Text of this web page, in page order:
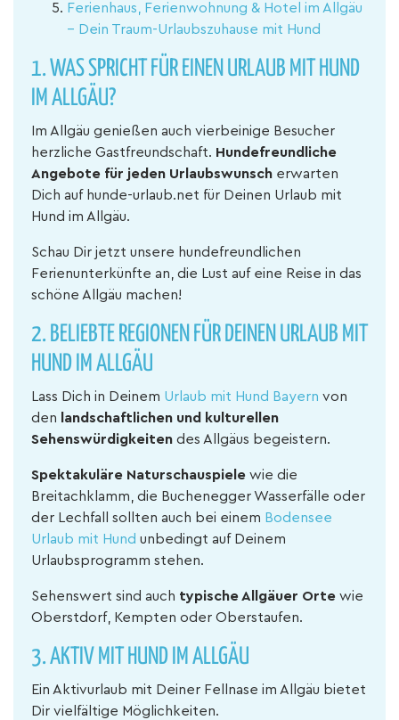
Ferienhaus, Ferienwohnung & Hotel im Allgäu
– Dein Traum-Urlaubszuhause mit Hund
1. WAS SPRICHT FÜR EINEN URLAUB MIT HUND
IM ALLGÄU?
Im Allgäu genießen auch vierbeinige Besucher
herzliche Gastfreundschaft. Hundefreundliche
Angebote für jeden Urlaubswunsch erwarten
Dich auf hunde-urlaub.net für Deinen Urlaub mit
Hund im Allgäu.
Schau Dir jetzt unsere hundefreundlichen
Ferienunterkünfte an, die Lust auf eine Reise in das
schöne Allgäu machen!
2. BELIEBTE REGIONEN FÜR DEINEN URLAUB MIT
HUND IM ALLGÄU
Lass Dich in Deinem Urlaub mit Hund Bayern von
den
landschaftlichen und kulturellen
Sehenswürdigkeiten des Allgäus begeistern.
Spektakuläre Naturschauspiele wie die
Breitachklamm, die Buchenegger Wasserfälle oder
der Lechfall sollten auch bei einem Bodensee
Urlaub mit Hund unbedingt auf Deinem
Urlaubsprogramm stehen.
Sehenswert sind auch typische Allgäuer Orte wie
Oberstdorf, Kempten oder Oberstaufen.
3. AKTIV MIT HUND IM ALLGÄU
Ein Aktivurlaub mit Deiner Fellnase im Allgäu bietet
Dir vielfältige Möglichkeiten.